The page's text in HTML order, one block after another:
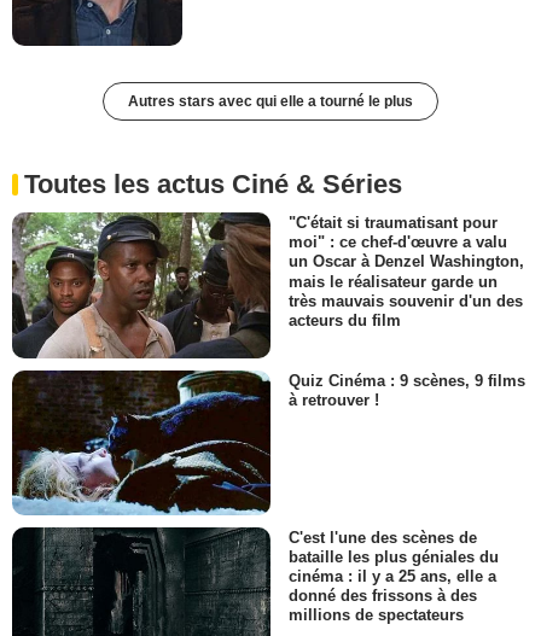
Autres stars avec qui elle a tourné le plus
Toutes les actus Ciné & Séries
"C'était si traumatisant pour
moi" : ce chef-d'œuvre a valu
un Oscar à Denzel Washington,
mais le réalisateur garde un
très mauvais souvenir d'un des
acteurs du film
Quiz Cinéma : 9 scènes, 9 films
à retrouver !
C'est l'une des scènes de
bataille les plus géniales du
cinéma : il y a 25 ans, elle a
donné des frissons à des
millions de spectateurs